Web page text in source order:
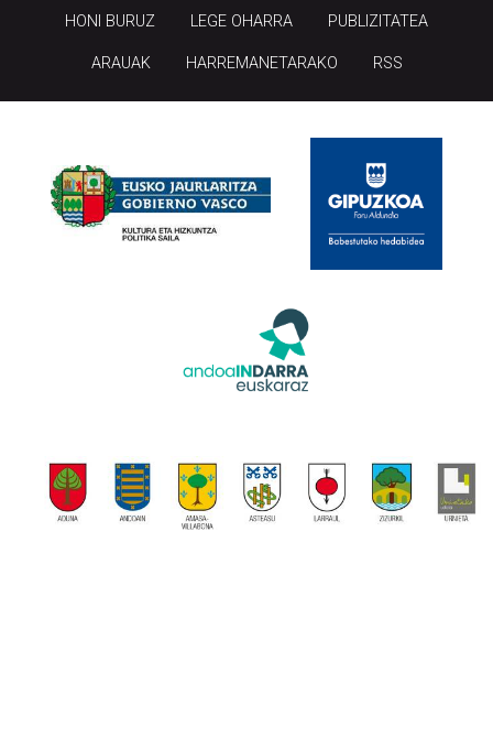
HONI BURUZ LEGE OHARRA PUBLIZITATEA
ARAUAK HARREMANETARAKO RSS